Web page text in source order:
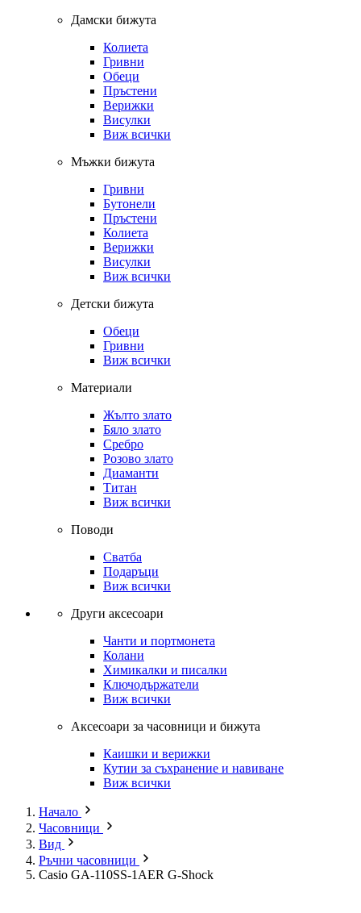
Дамски бижута
Колиета
Гривни
Обеци
Пръстени
Верижки
Висулки
Виж всички
Мъжки бижута
Гривни
Бутонели
Пръстени
Колиета
Верижки
Висулки
Виж всички
Детски бижута
Обеци
Гривни
Виж всички
Материали
Жълто злато
Бяло злато
Сребро
Розово злато
Диаманти
Титан
Виж всички
Поводи
Сватба
Подаръци
Виж всички
Други аксесоари
Чанти и портмонета
Колани
Химикалки и писалки
Ключодържатели
Виж всички
Аксесоари за часовници и бижута
Каишки и верижки
Кутии за съхранение и навиване
Виж всички
Начало
Часовници
Вид
Ръчни часовници
Casio GA-110SS-1AER G-Shock